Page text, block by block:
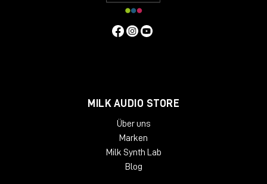
MILK AUDIO STORE
Über uns
Marken
Milk Synth Lab
Blog